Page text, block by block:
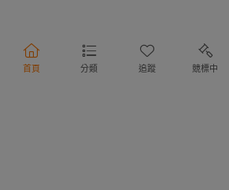
首頁 分類 追蹤 競標中